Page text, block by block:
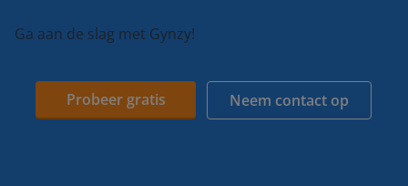
Ga aan de slag met Gynzy!
Probeer gratis Neem contact op